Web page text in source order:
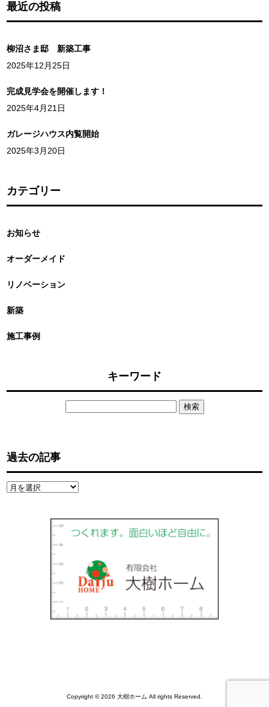
最近の投稿
柳沼さま邸 新築工事
2025年12月25日
完成見学会を開催します！
2025年4月21日
ガレージハウス内覧開始
2025年3月20日
カテゴリー
お知らせ
オーダーメイド
リノベーション
新築
施工事例
キーワード
過去の記事
過
Copyright © 2026 大樹ホーム All rights Reserved.